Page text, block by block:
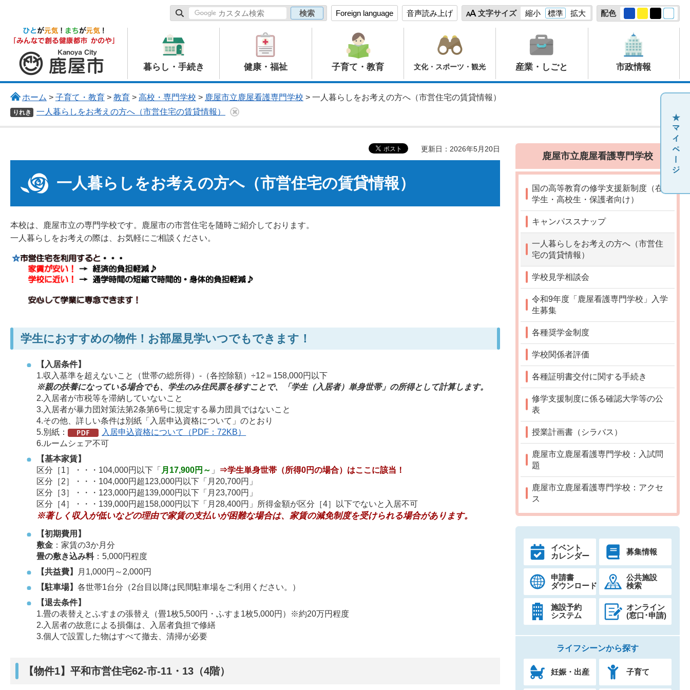
Foreign language 音声読み上げ 文字サイズ 縮小 標準 拡大 配色
鹿屋市
暮らし・手続き 健康・福祉 子育て・教育 文化・スポーツ・観光 産業・しごと 市政情報
ホーム > 子育て・教育> 教育> 高校・専門学校 > 鹿屋市立鹿屋看護専門学校 > 一人暮らしをお考えの方へ（市営住宅の賃貸情報）
りれき 一人暮らしをお考えの方へ（市営住宅の賃貸情報）
更新日：2026年5月20日
一人暮らしをお考えの方へ（市営住宅の賃貸情報）
本校は、鹿屋市立の専門学校です。鹿屋市の市営住宅を随時ご紹介しております。
一人暮らしをお考えの際は、お気軽にご相談ください。
学生におすすめの物件！お部屋見学いつでもできます！
【入居条件】
1.収入基準を超えないこと（世帯の総所得）-（各控除額）÷12＝158,000円以下
※親の扶養になっている場合でも、学生のみ住民票を移すことで、「学生（入居者）単身世帯」の所得として計算します。
2.入居者が市税等を滞納していないこと
3.入居者が暴力団対策法第2条第6号に規定する暴力団員ではないこと
4.その他、詳しい条件は別紙「入居申込資格について」のとおり
5.別紙：
入居申込資格について（PDF：72KB）
6.ルームシェア不可
【基本家賃】
区分［1］・・・104,000円以下「 月17,900円～ 」
⇒学生単身世帯（所得0円の場合）はここに該当！
区分［2］・・・104,000円超123,000円以下「月20,700円」
区分［3］・・・123,000円超139,000円以下「月23,700円」
区分［4］・・・139,000円超158,000円以下「月28,400円」所得金額が区分［4］以下でないと入居不可
※著しく収入が低いなどの理由で家賃の支払いが困難な場合は、家賃の減免制度を受けられる場合があります。
【初期費用】
敷金 ：家賃の3か月分
畳の敷き込み料：5,000円程度
【共益費】
月1,000円～2,000円
【駐車場】各世帯1台分（2台目以降は民間駐車場をご利用ください。）
【退去条件】
1.畳の表替えとふすまの張替え（畳1枚5,500円・ふすま1枚5,000円）※約20万円程度
2.入居者の故意による損傷は、入居者負担で修繕
3.個人で設置した物はすべて撤去、清掃が必要
【物件1】平和市営住宅62-市-11・13（4階）
鹿屋市立鹿屋看護専門学校
国の高等教育の修学支援新制度（在
学生・高校生・保護者向け）
キャンパススナップ
一人暮らしをお考えの方へ（市営住
宅の賃貸情報）
学校見学相談会
令和9年度「鹿屋看護専門学校」入学
生募集
各種奨学金制度
学校関係者評価
各種証明書交付に関する手続き
修学支援制度に係る確認大学等の公
表
授業計画書（シラバス）
鹿屋市立鹿屋看護専門学校：入試問
題
鹿屋市立鹿屋看護専門学校：アクセ
ス
イベント
カレンダー
募集情報
申請書
ダウンロード
公共施設
検索
施設予約
システム
オンライン
(窓口･申請)
ライフシーンから探す
妊娠・出産 子育て